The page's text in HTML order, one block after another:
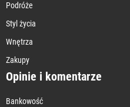
Podróże
Styl życia
Wnętrza
Zakupy
Opinie i komentarze
Bankowość